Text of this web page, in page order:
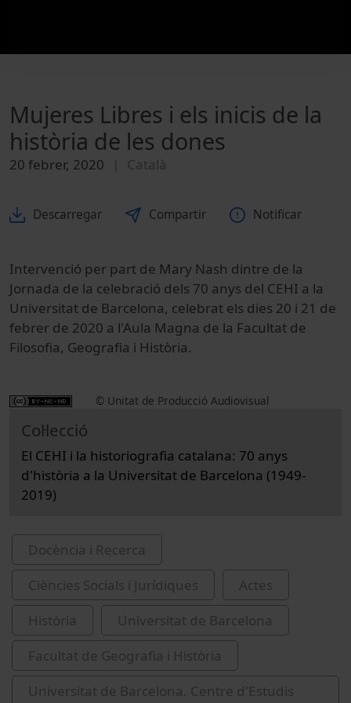
Mujeres Libres i els inicis de la
història de les dones
20 febrer, 2020 Català
Descarregar Compartir Notificar
Intervenció per part de Mary Nash dintre de la
Jornada de la celebració dels 70 anys del CEHI a la
Universitat de Barcelona, celebrat els dies 20 i 21 de
febrer de 2020 a l'Aula Magna de la Facultat de
Filosofia, Geografia i Història.
© Unitat de Producció Audiovisual
Col·lecció
El CEHI i la historiografia catalana: 70 anys
d'història a la Universitat de Barcelona (1949-
2019)
Docència i Recerca
Ciències Socials i Jurídiques
Actes
Història
Universitat de Barcelona
Facultat de Geografia i Història
Universitat de Barcelona. Centre d'Estudis